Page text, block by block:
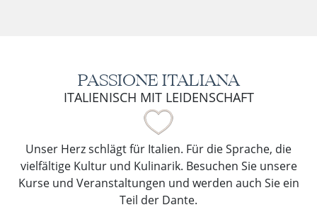
PASSIONE ITALIANA
ITALIENISCH MIT LEIDENSCHAFT
Unser Herz schlägt für Italien. Für die Sprache, die
vielfältige Kultur und Kulinarik. Besuchen Sie unsere
Kurse und Veranstaltungen und werden auch Sie ein
Teil der Dante.